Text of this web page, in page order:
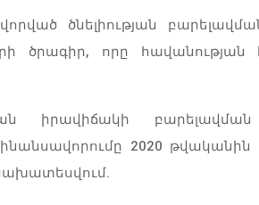
ծնելիության
ծրագիր, որը
իրավիճակի
2020 թվականին
նախատեսվում.